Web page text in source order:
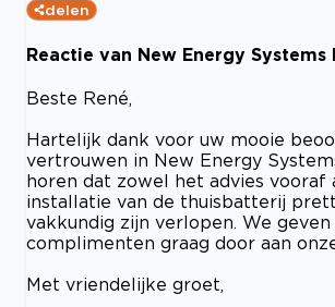
delen
Reactie van New Energy Systems
Beste René,
Hartelijk dank voor uw mooie
vertrouwen in New Energy
horen dat zowel het advies vooraf
installatie van de thuisbatterij
vakkundig zijn verlopen. We geven
complimenten graag door aan
Met vriendelijke groet,